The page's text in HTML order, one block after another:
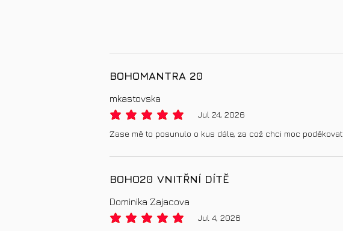
BOHOMANTRA 20
mkastovska
Jul 24, 2026
average rating is 5 out of 5
Zase mě to posunulo o kus dále, za což chci moc poděkovat.
BOHO20 VNITŘNÍ DÍTĚ
Dominika Zajacova
Jul 4, 2026
average rating is 5 out of 5